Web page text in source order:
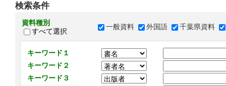
検索条件
資料種別
すべて選択
一般資料 外国語 千葉県資料
キーワード１
キーワード２
キーワード３